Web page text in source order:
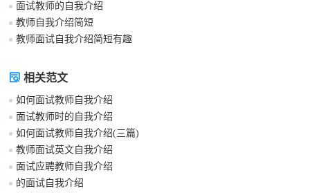
面试教师的自我介绍
教师自我介绍简短
教师面试自我介绍简短有趣
相关范文
如何面试教师自我介绍
面试教师时的自我介绍
如何面试教师自我介绍(三篇)
教师面试英文自我介绍
面试应聘教师自我介绍
的面试自我介绍